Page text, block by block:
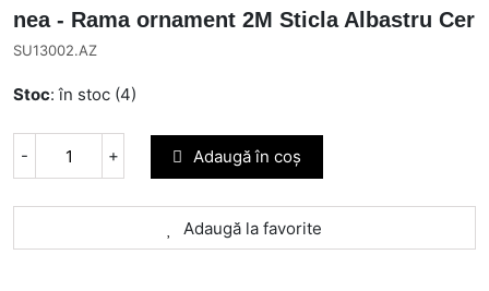
nea - Rama ornament 2M Sticla Albastru Cer
SU13002.AZ
Stoc: în stoc (4)
- + Adaugă în coș
Adaugă la favorite